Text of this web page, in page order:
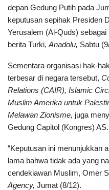
depan Gedung Putih pada
keputusan sepihak Presiden
Yerusalem (Al-Quds) sebagai
berita Turki, Anadolu, Sabtu
Sementara organisasi hak-
terbesar di negara tersebut,
Relations (CAIR), Islamic
Muslim Amerika untuk
Melawan Zionisme, juga
Gedung Capitol (Kongres) AS.
“Keputusan ini menunjukkan
lama bahwa tidak ada yang
cendekiawan Muslim, Omer
Agency, Jumat (8/12).